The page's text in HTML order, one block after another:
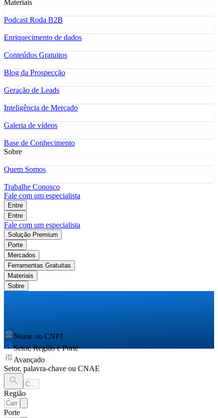
Materiais
Podcast Roda B2B
Enriquecimento de dados
Conteúdos Gratuitos
Blog da Prospecção
Geração de Leads
Inteligência de Mercado
Galeria de vídeos
Base de Conhecimento
Sobre
Quem Somos
Trabalhe Conosco
Fale com um especialista
Entre
Entre
Fale com um especialista
Solução Premium
Porte
Mercados
Ferramentas Gratuitas
Materiais
Sobre
Nome ou CNPJ
Setor, Região e Porte
Avançado
Setor, palavra-chave ou CNAE
Região
Porte